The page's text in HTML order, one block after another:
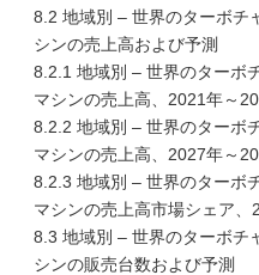
8.2 地域別 – 世界のターボチ
シンの売上高および予測
8.2.1 地域別 – 世界のターボ
マシンの売上高、2021年～
8.2.2 地域別 – 世界のターボ
マシンの売上高、2027年～
8.2.3 地域別 – 世界のターボ
マシンの売上高市場シェア
8.3 地域別 – 世界のターボチ
シンの販売台数および予測